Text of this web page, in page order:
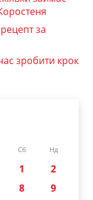
за
зробити крок
Сб Нд
1
2
8
9